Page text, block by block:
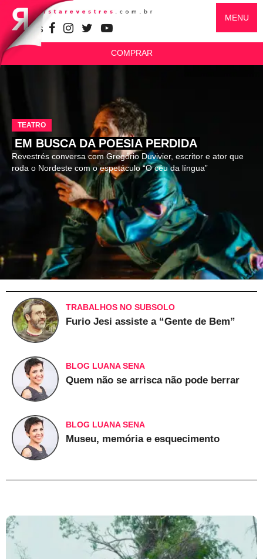
SIGA-NOS
MENU
COMPRAR
TEATRO
EM BUSCA DA POESIA PERDIDA
Revestrés conversa com Gregório Duvivier, escritor e ator que
roda o Nordeste com o espetáculo “O céu da língua”
TRABALHOS NO SUBSOLO
Furio Jesi assiste a “Gente de Bem”
BLOG LUANA SENA
Quem não se arrisca não pode berrar
BLOG LUANA SENA
Museu, memória e esquecimento